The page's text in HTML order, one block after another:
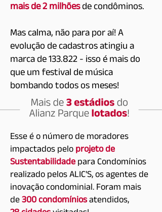
mais de 2 milhõesde condôminos.
Mas calma, não para por aí! A
evolução de cadastros atingiu a
marca de 133.822 - isso é mais do
que um festival de música
bombando todos os meses!
Esse é o número de moradores
impactados pelo projeto de
Sustentabilidade para Condomínios
realizado pelos ALIC'S, os agentes de
inovação condominial. Foram mais
de 300 condomínios atendidos,